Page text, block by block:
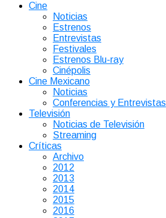
Cine
Noticias
Estrenos
Entrevistas
Festivales
Estrenos Blu-ray
Cinépolis
Cine Mexicano
Noticias
Conferencias y Entrevistas
Televisión
Noticias de Televisión
Streaming
Críticas
Archivo
2012
2013
2014
2015
2016